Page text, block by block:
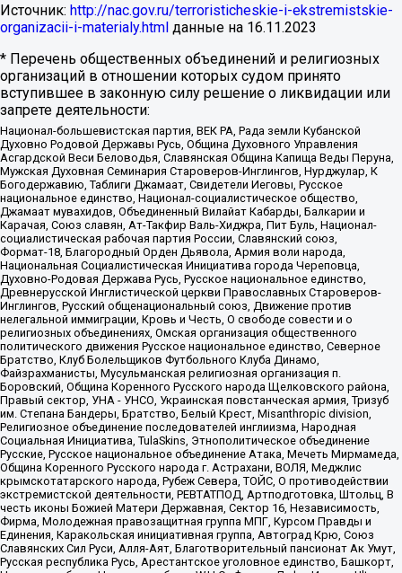
Источник: http://nac.gov.ru/terroristicheskie-i-ekstremistskie-
organizacii-i-materialy.html данные на 16.11.2023
* Перечень общественных объединений и религиозных
организаций в отношении которых судом принято
вступившее в законную силу решение о ликвидации или
запрете деятельности:
Национал-большевистская партия, ВЕК РА, Рада земли Кубанской
Духовно Родовой Державы Русь, Община Духовного Управления
Асгардской Веси Беловодья, Славянская Община Капища Веды Перуна,
Мужская Духовная Семинария Староверов-Инглингов, Нурджулар, К
Богодержавию, Таблиги Джамаат, Свидетели Иеговы, Русское
национальное единство, Национал-социалистическое общество,
Джамаат мувахидов, Объединенный Вилайат Кабарды, Балкарии и
Карачая, Союз славян, Ат-Такфир Валь-Хиджра, Пит Буль, Национал-
социалистическая рабочая партия России, Славянский союз,
Формат-18, Благородный Орден Дьявола, Армия воли народа,
Национальная Социалистическая Инициатива города Череповца,
Духовно-Родовая Держава Русь, Русское национальное единство,
Древнерусской Инглистической церкви Православных Староверов-
Инглингов, Русский общенациональный союз, Движение против
нелегальной иммиграции, Кровь и Честь, О свободе совести и о
религиозных объединениях, Омская организация общественного
политического движения Русское национальное единство, Северное
Братство, Клуб Болельщиков Футбольного Клуба Динамо,
Файзрахманисты, Мусульманская религиозная организация п.
Боровский, Община Коренного Русского народа Щелковского района,
Правый сектор, УНА - УНСО, Украинская повстанческая армия, Тризуб
им. Степана Бандеры, Братство, Белый Крест, Misanthropic division,
Религиозное объединение последователей инглиизма, Народная
Социальная Инициатива, TulaSkins, Этнополитическое объединение
Русские, Русское национальное объединение Атака, Мечеть Мирмамеда,
Община Коренного Русского народа г. Астрахани, ВОЛЯ, Меджлис
крымскотатарского народа, Рубеж Севера, ТОЙС, О противодействии
экстремистской деятельности, РЕВТАТПОД, Артподготовка, Штольц, В
честь иконы Божией Матери Державная, Сектор 16, Независимость,
Фирма, Молодежная правозащитная группа МПГ, Курсом Правды и
Единения, Каракольская инициативная группа, Автоград Крю, Союз
Славянских Сил Руси, Алля-Аят, Благотворительный пансионат Ак Умут,
Русская республика Русь, Арестантское уголовное единство, Башкорт,